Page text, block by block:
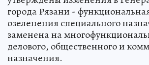
города Рязани -
озеленения специального
заменена на
делового, общественного и
назначения.